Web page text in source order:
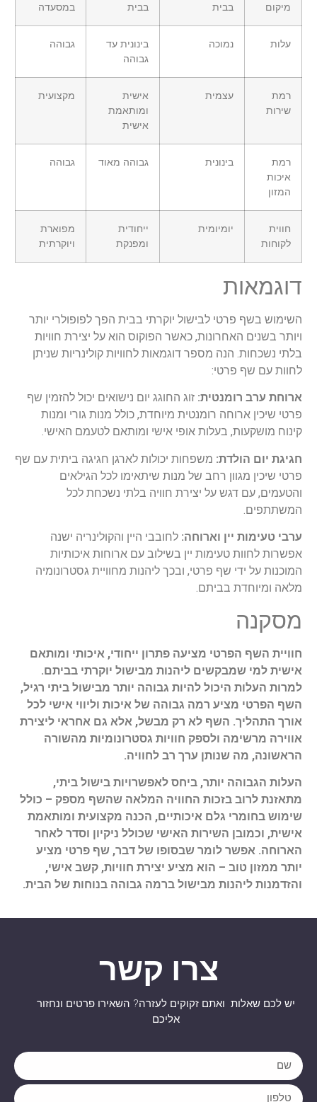
מיקום בבית בבית במסעדה
עלות נמוכה
בינונית עד
גבוהה
גבוהה
רמת
שירות
עצמית
אישית
ומותאמת
אישית
מקצועית
רמת
איכות
המזון
בינונית גבוהה מאוד גבוהה
חווית
לקוחות
יומיומית
ייחודית
ומפנקת
מפוארת
ויוקרתית
דוגמאות
השימוש בשף פרטי לבישול יוקרתי בבית הפך לפופולרי יותר
ויותר בשנים האחרונות, כאשר הפוקוס הוא על יצירת חוויות
בלתי נשכחות. הנה מספר דוגמאות לחוויות קולינריות שניתן
לחוות עם שף פרטי:
ארוחת ערב רומנטית: זוג החוגג יום נישואים יכול להזמין שף
פרטי שיכין ארוחה רומנטית מיוחדת, כולל מנות גורי ומנות
קינוח מושקעות, בעלות אופי אישי ומותאם לטעמם האישי.
חגיגת יום הולדת: משפחות יכולות לארגן חגיגה ביתית עם שף
פרטי שיכין מגוון רחב של מנות שיתאימו לכל הגילאים
והטעמים, עם דגש על יצירת חוויה בלתי נשכחת לכל
המשתתפים.
ערבי טעימות יין וארוחה: לחובבי היין והקולינריה ישנה
אפשרות לחוות טעימות יין בשילוב עם ארוחות איכותיות
המוכנות על ידי שף פרטי, ובכך ליהנות מחוויית גסטרונומיה
מלאה ומיוחדת בביתם.
מסקנה
חוויית השף הפרטי מציעה פתרון ייחודי, איכותי ומותאם
אישית למי שמבקשים ליהנות מבישול יוקרתי בביתם.
למרות העלות היכול להיות גבוהה יותר מבישול ביתי רגיל,
השף הפרטי מציע רמה גבוהה של איכות וליווי אישי לכל
אורך התהליך. השף לא רק מבשל, אלא גם אחראי ליצירת
אווירה מרשימה ולספק חוויות גסטרונומיות מהשורה
הראשונה, מה שנותן ערך רב לחוויה.
העלות הגבוהה יותר, ביחס לאפשרויות בישול ביתי,
מתאזנת לרוב בזכות החוויה המלאה שהשף מספק – כולל
שימוש בחומרי גלם איכותיים, הכנה מקצועית ומותאמת
אישית, וכמובן השירות האישי שכולל ניקיון וסדר לאחר
הארוחה. אפשר לומר שבסופו של דבר, שף פרטי מציע
יותר ממזון טוב – הוא מציע יצירת חוויות, קשב אישי,
והזדמנות ליהנות מבישול ברמה גבוהה בנוחות של הבית.
צרו קשר
יש לכם שאלות ואתם זקוקים לעזרה? השאירו פרטים ונחזור
אליכם